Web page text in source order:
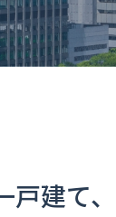
建て、